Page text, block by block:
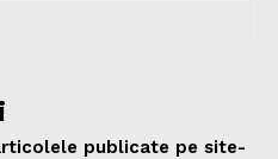
publicate pe site-